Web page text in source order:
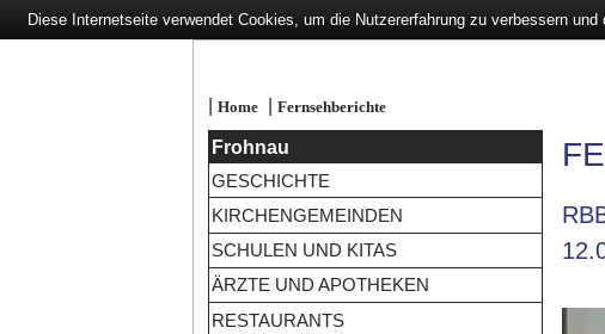
| Home| Fernsehberichte
Frohnau
GESCHICHTE
KIRCHENGEMEINDEN
SCHULEN UND KITAS
ÄRZTE UND APOTHEKEN
RESTAURANTS
Diese Internetseite verwendet Cookies, um die Nutzererfahrung zu verbessern